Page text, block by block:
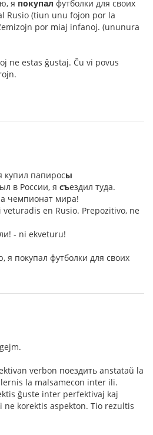
я покупал футболки для своих
Rusio (tiun unu fojon por la
por miaj infanoj. (ununura
ne estas ĝustaj. Ĉu vi povus
купил папиросы
в России, я съездил туда.
чемпионат мира!
veturadis en Rusio. Prepozitivo, ne
- ni ekveturu!
я покупал футболки для своих
verbon поездить anstataŭ la
la malsamecon inter ili.
ĝuste inter perfektivaj kaj
ne korektis aspekton. Tio rezultis